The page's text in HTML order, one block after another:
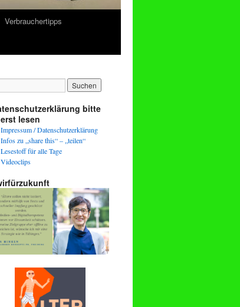
Verbrauchertipps
bitte
lesen
Impressum / Datenschutzerklärung
Infos zu „share this“ – „teilen“
Lesestoff für alle Tage
Videoclips